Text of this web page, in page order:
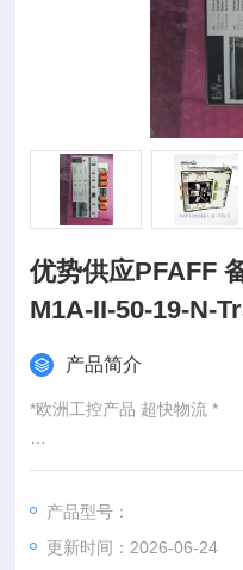
优势供应PFAFF
M1A-II-50-19-N-
产品简介
*欧洲工控产品 超快物流 *
：
：@
http://www./优势供应PFAFF
产品型号：
更新时间：2026-06-24